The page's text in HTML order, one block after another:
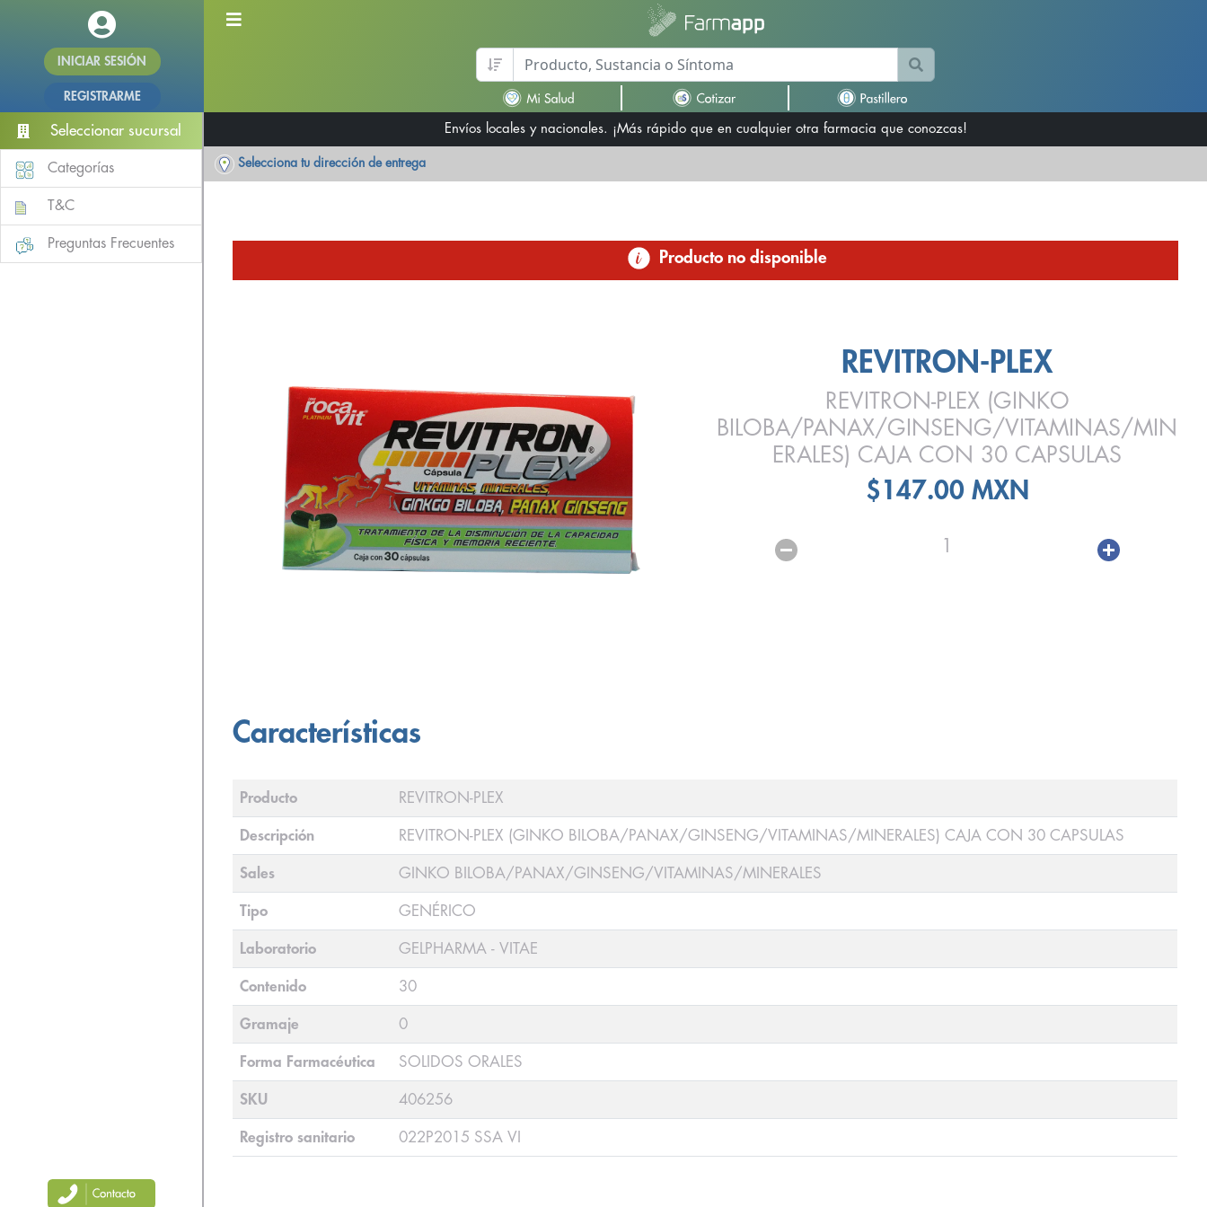
INICIAR SESIÓN
REGISTRARME
Seleccionar sucursal
Categorías
T&C
Preguntas Frecuentes
Envíos locales y nacionales. ¡Más rápido que en cualquier otra farmacia que conozcas!
Selecciona tu dirección de entrega
Producto no disponible
REVITRON-PLEX
REVITRON-PLEX (GINKO
BILOBA/PANAX/GINSENG/VITAMINAS/MIN
ERALES) CAJA CON 30 CAPSULAS
$147.00 MXN
1
Características
Producto REVITRON-PLEX
Descripción REVITRON-PLEX (GINKO BILOBA/PANAX/GINSENG/VITAMINAS/MINERALES) CAJA CON 30 CAPSULAS
Sales GINKO BILOBA/PANAX/GINSENG/VITAMINAS/MINERALES
Tipo GENÉRICO
Laboratorio GELPHARMA - VITAE
Contenido 30
Gramaje 0
Forma Farmacéutica SOLIDOS ORALES
SKU 406256
Registro sanitario 022P2015 SSA VI